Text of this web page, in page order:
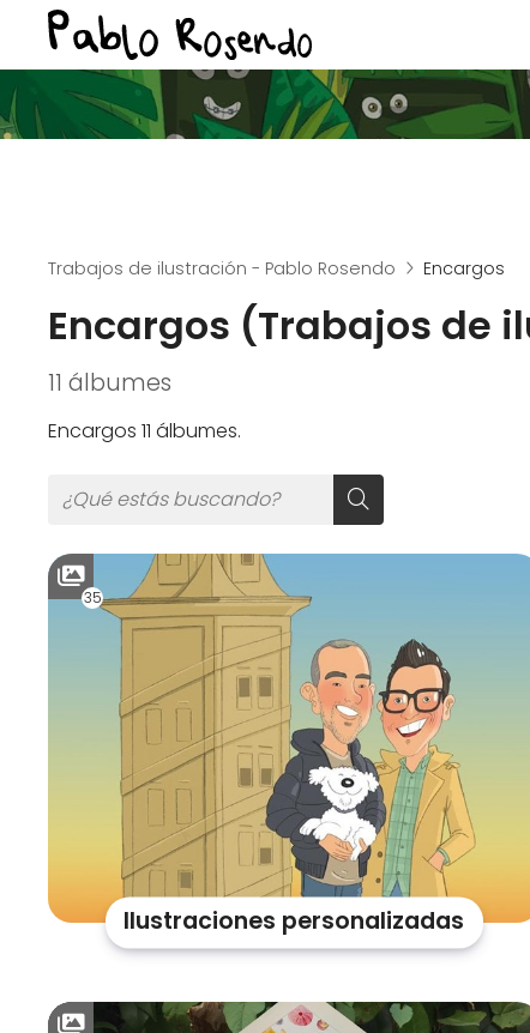
Trabajos de ilustración - Pablo Rosendo Encargos
Encargos (Trabajos de
11 álbumes
Encargos 11 álbumes.
Ilustraciones personalizadas
35